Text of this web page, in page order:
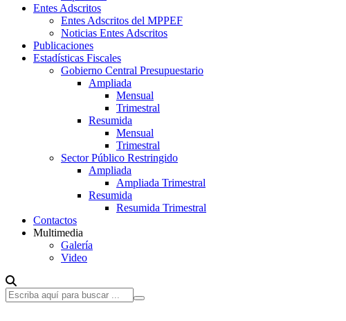
Entes Adscritos
Entes Adscritos del MPPEF
Noticias Entes Adscritos
Publicaciones
Estadísticas Fiscales
Gobierno Central Presupuestario
Ampliada
Mensual
Trimestral
Resumida
Mensual
Trimestral
Sector Público Restringido
Ampliada
Ampliada Trimestral
Resumida
Resumida Trimestral
Contactos
Multimedia
Galería
Video